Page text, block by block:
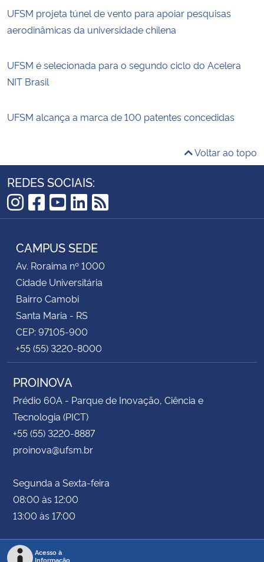
UFSM projeta túnel de vento para apoiar pesquisas
aerodinâmicas da universidade chilena
UFSM é selecionada para o segundo ciclo do Acelera
NIT Brasil
UFSM alcança a marca de 100 patentes concedidas
Voltar ao topo
REDES SOCIAIS:
Instagram
Facebook
YouTube
LinkedIn
RSS
CAMPUS SEDE
Av. Roraima nº 1000
Cidade Universitária
Bairro Camobi
Santa Maria - RS
CEP: 97105-900
+55 (55) 3220-8000
PROINOVA
Prédio 60A - Parque de Inovação, Ciência e
Tecnologia (PICT)
+55 (55) 3220-8887
proinova@ufsm.br
Segunda a Sexta-feira
08:00 às 12:00
13:00 às 17:00
Acesso à
Informação